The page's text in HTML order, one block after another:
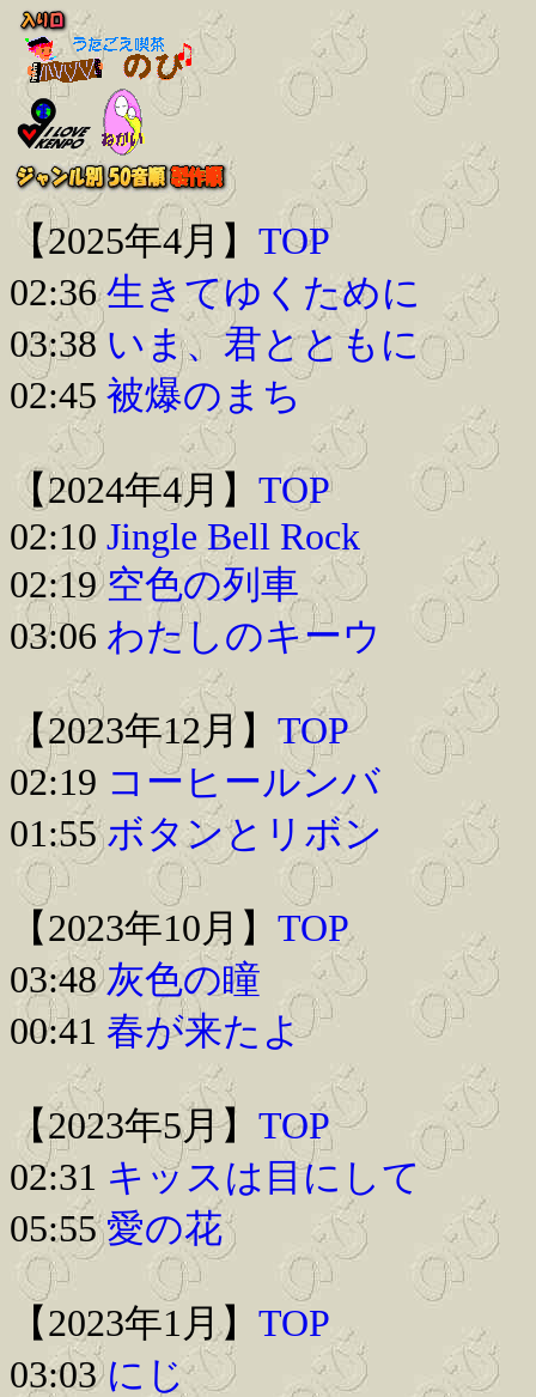
【2025年4月】 TOP
02:36生きてゆくために
03:38 いま、君とともに
02:45 被爆のまち
【2024年4月】 TOP
02:10 Jingle Bell Rock
02:19空色の列車
03:06 わたしのキーウ
【2023年12月】 TOP
02:19 コーヒールンバ
01:55ボタンとリボン
【2023年10月】 TOP
03:48灰色の瞳
00:41 春が来たよ
【2023年5月】 TOP
02:31 キッスは目にして
05:55愛の花
【2023年1月】 TOP
03:03にじ